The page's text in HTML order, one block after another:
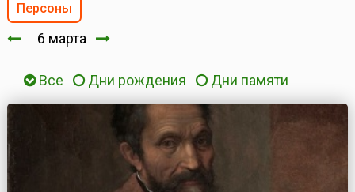
Персоны
6 марта
Все Дни рождения Дни памяти